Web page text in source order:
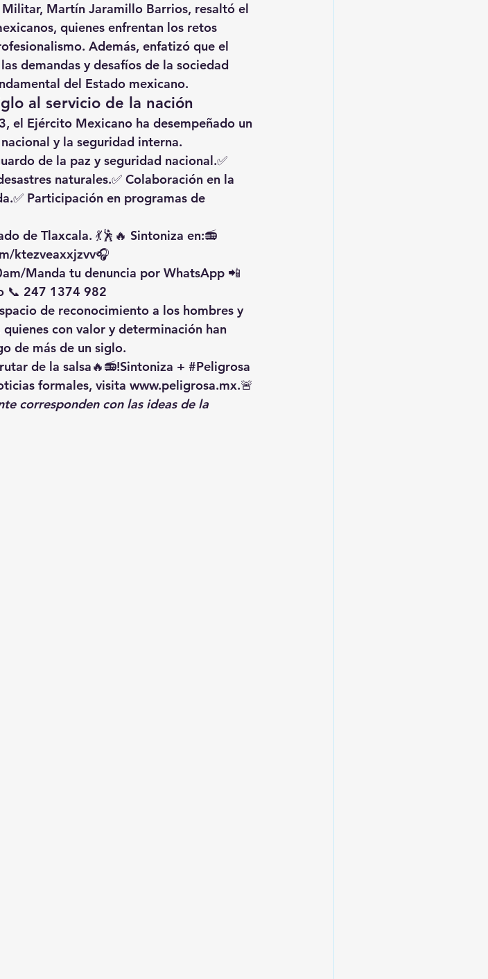
Militar, Martín Jaramillo Barrios, resaltó el
quienes enfrentan los retos
Además, enfatizó que el
demandas y desafíos de la sociedad
del Estado mexicano.
al servicio de la nación
, el Ejército Mexicano ha desempeñado un
y la seguridad interna.
de la paz y seguridad nacional.✅
naturales.✅ Colaboración en la
✅ Participación en programas de
de Tlaxcala. 💃🕺🔥 Sintoniza en:📻
ktezveaxxjzvv🎧
Manda tu denuncia por WhatsApp 📲
📞 247 1374 982
de reconocimiento a los hombres y
quienes con valor y determinación han
de más de un siglo.
de la salsa🔥📻!Sintoniza + #Peligrosa
formales, visita www.peligrosa.mx.🚨
corresponden con las ideas de la